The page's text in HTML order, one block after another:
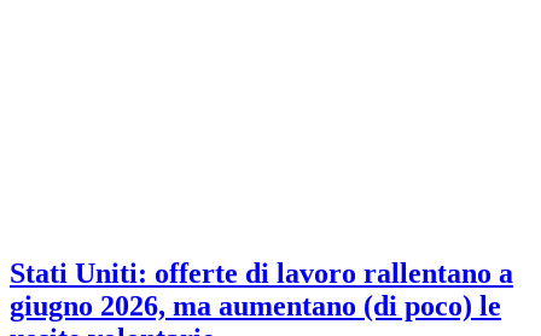
Stati Uniti: offerte di lavoro rallentano a
giugno 2026, ma aumentano (di poco) le